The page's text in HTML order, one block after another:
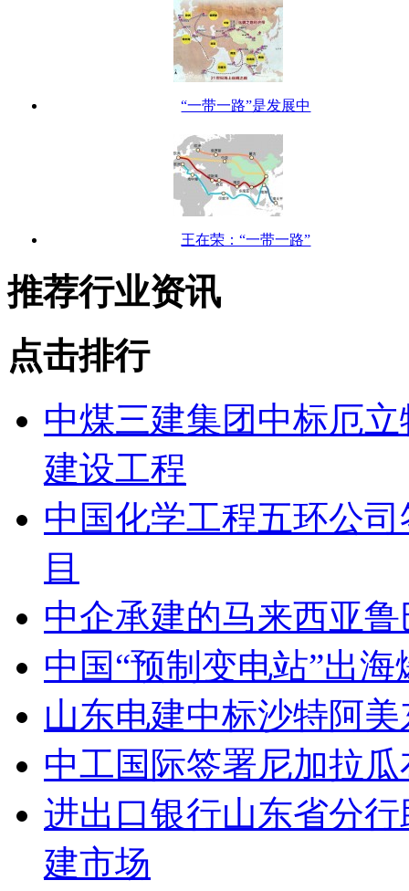
“一带一路”是发展中
王在荣：“一带一路”
推荐行业资讯
点击排行
中煤三建集团中标厄
建设工程
中国化学工程五环公
目
中企承建的马来西亚
中国“预制变电站”出海
山东电建中标沙特阿
中工国际签署尼加拉
进出口银行山东省分
建市场